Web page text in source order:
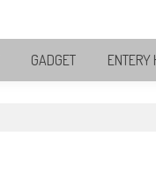
GADGET ENTERY